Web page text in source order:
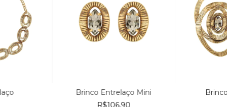
Brinco Entrelaço Mini
R$106,90